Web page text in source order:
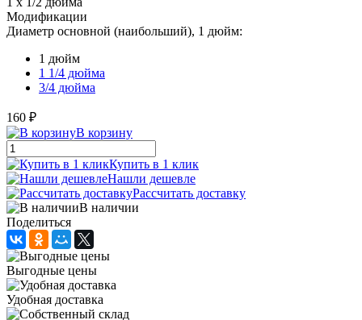
Модификации
Диаметр основной (наибольший), 1 дюйм:
1 дюйм
1 1/4 дюйма
3/4 дюйма
160 ₽
В корзину
Купить в 1 клик
Нашли дешевле
Рассчитать доставку
В наличии
Поделиться
Выгодные цены
Удобная доставка